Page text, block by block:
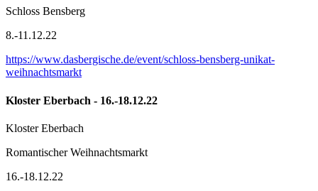
Schloss Bensberg
8.-11.12.22
https://www.dasbergische.de/event/schloss-bensberg-unikat-
weihnachtsmarkt
Kloster Eberbach - 16.-18.12.22
Kloster Eberbach
Romantischer Weihnachtsmarkt
16.-18.12.22